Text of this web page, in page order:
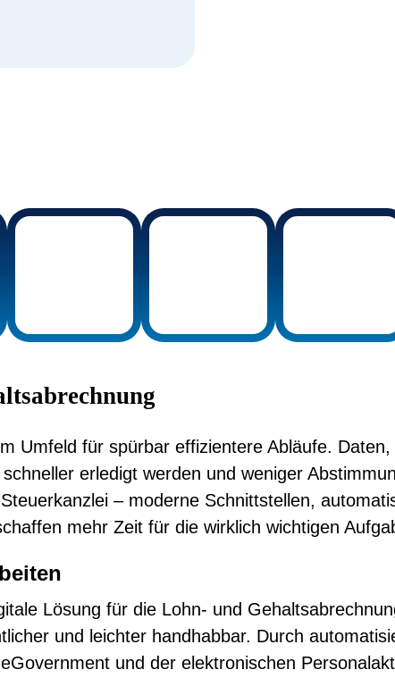
Umfeld für spürbar effizientere Abläufe.
erledigt werden und weniger
– moderne Schnittstellen,
mehr Zeit für die wirklich wichtigen
Lösung für die Lohn- und
und leichter handhabbar. Durch
und der elektronischen